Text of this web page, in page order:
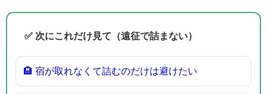
✅ 次にこれだけ見て（遠征で詰まない）
🏨 宿が取れなくて詰むのだけは避けたい